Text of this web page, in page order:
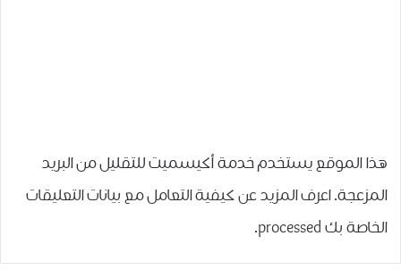
هذا الموقع يستخدم خدمة أكيسميت للتقليل من البريد
المزعجة.اعرف المزيد عن كيفية التعامل مع بيانات التعليقات
الخاصة بك processed
.